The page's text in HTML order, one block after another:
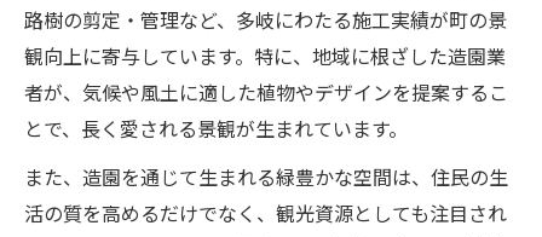
路樹の剪定・管理など、多岐にわたる施工実績が町の景
観向上に寄与しています。特に、地域に根ざした造園業
者が、気候や風土に適した植物やデザインを提案するこ
とで、長く愛される景観が生まれています。
また、造園を通じて生まれる緑豊かな空間は、住民の生
活の質を高めるだけでなく、観光資源としても注目され